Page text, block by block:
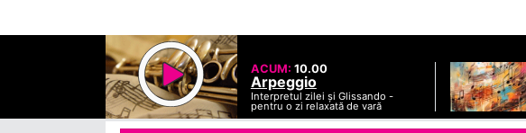
ACUM: 10.00
Arpeggio
Interpretul zilei și Glissando -
pentru o zi relaxată de vară